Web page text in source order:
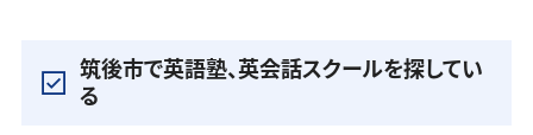
筑後市で英語塾、英会話スクールを探してい
る